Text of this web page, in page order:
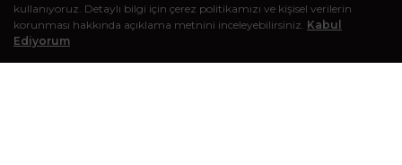
kullanıyoruz. Detaylı bilgi için çerez politikamızı ve kişisel verilerin
korunması hakkında açıklama metnini inceleyebilirsiniz. Kabul
Ediyorum